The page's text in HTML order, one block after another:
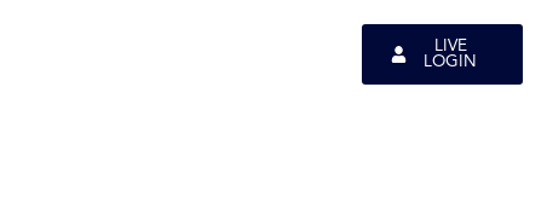
LIVE
LOGIN